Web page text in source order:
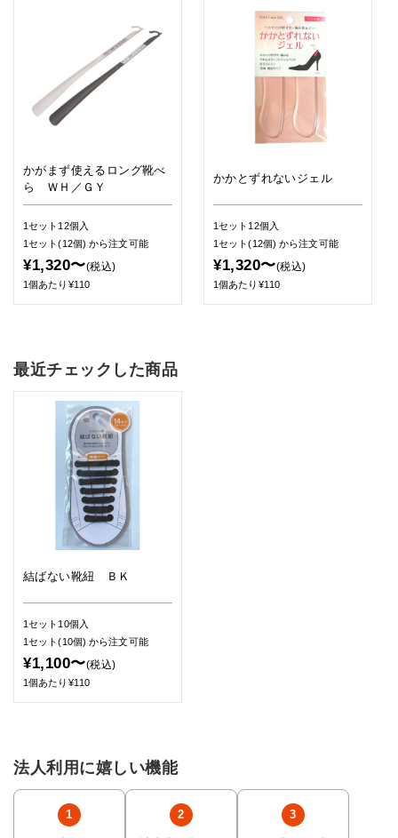
かがまず使えるロング靴べ
ら ＷＨ／ＧＹ
1セット12個入
1セット(12個)から注文可能
¥1,320〜(税込)
1個あたり¥110
かかとずれないジェル
1セット12個入
1セット(12個)から注文可能
¥1,320〜(税込)
1個あたり¥110
最近チェックした商品
結ばない靴紐 ＢＫ
1セット10個入
1セット(10個)から注文可能
¥1,100〜(税込)
1個あたり¥110
法人利用に嬉しい機能